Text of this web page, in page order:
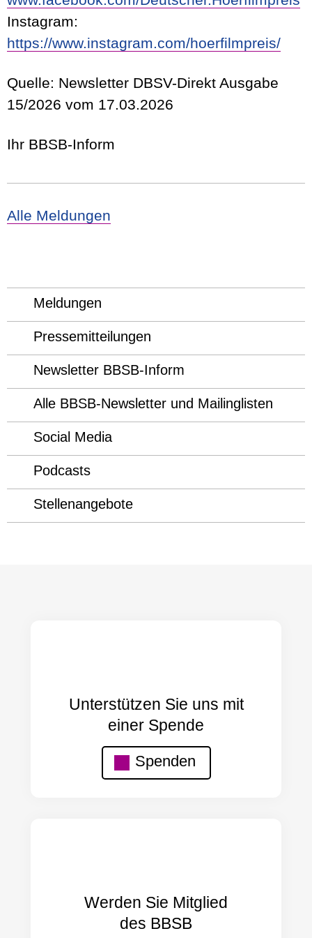
Instagram:
https://www.instagram.com/hoerfilmpreis/
Quelle: Newsletter DBSV-Direkt Ausgabe
15/2026 vom 17.03.2026
Ihr BBSB-Inform
Alle Meldungen
Meldungen
Pressemitteilungen
Newsletter BBSB-Inform
Alle BBSB-Newsletter und Mailinglisten
Social Media
Podcasts
Stellenangebote
Unterstützen Sie uns mit
einer Spende
Spenden
Werden Sie Mitglied
des BBSB